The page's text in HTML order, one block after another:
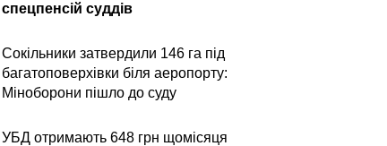
спецпенсій суддів
Сокільники затвердили 146 га під
багатоповерхівки біля аеропорту:
Міноборони пішло до суду
УБД отримають 648 грн щомісяця